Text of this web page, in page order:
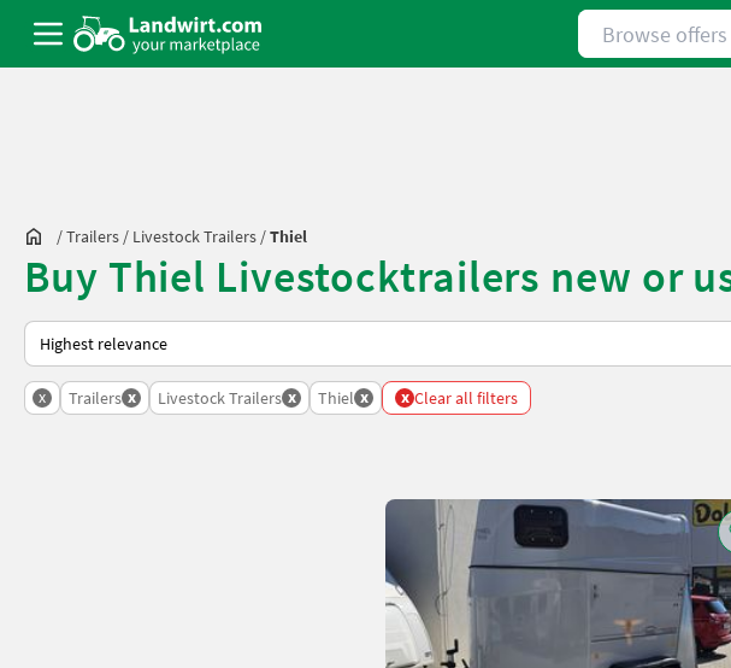
Browse offers
/Trailers / Livestock Trailers /Thiel
Buy Thiel Livestocktrailers new or
This is how sorting works on Landwirt.com
x Trailers x Livestock Trailers x Thiel x x Clear all filters